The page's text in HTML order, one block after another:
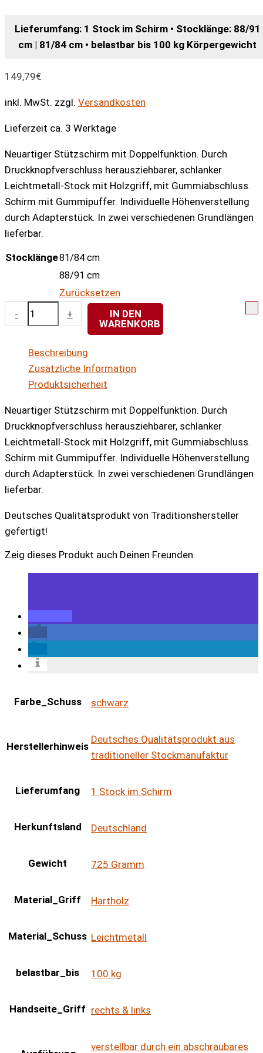
Lieferumfang: 1 Stock im Schirm • Stocklänge: 88/91
cm | 81/84 cm • belastbar bis 100 kg Körpergewicht
149,79€
inkl. MwSt. zzgl. Versandkosten
Lieferzeit ca. 3 Werktage
Neuartiger Stützschirm mit Doppelfunktion. Durch
Druckknopfverschluss herausziehbarer, schlanker
Leichtmetall-Stock mit Holzgriff, mit Gummiabschluss.
Schirm mit Gummipuffer. Individuelle Höhenverstellung
durch Adapterstück. In zwei verschiedenen Grundlängen
lieferbar.
Stocklänge81/84 cm
88/91 cm
Zurücksetzen
-
Stützschirm
und
Safebrella
braun-
kariert
Menge
+
IN DEN
WARENKORB
Beschreibung
Zusätzliche Information
Produktsicherheit
Neuartiger Stützschirm mit Doppelfunktion. Durch
Druckknopfverschluss herausziehbarer, schlanker
Leichtmetall-Stock mit Holzgriff, mit Gummiabschluss.
Schirm mit Gummipuffer. Individuelle Höhenverstellung
durch Adapterstück. In zwei verschiedenen Grundlängen
lieferbar.
Deutsches Qualitätsprodukt von Traditionshersteller
gefertigt!
Zeig dieses Produkt auch Deinen Freunden
Farbe_Schuss schwarz
Herstellerhinweis
Deutsches Qualitätsprodukt aus
traditioneller Stockmanufaktur
Lieferumfang 1 Stock im Schirm
Herkunftsland Deutschland
Gewicht 725 Gramm
Material_Griff Hartholz
Material_Schuss Leichtmetall
belastbar_bis 100 kg
Handseite_Griff rechts & links
verstellbar durch ein abschraubares